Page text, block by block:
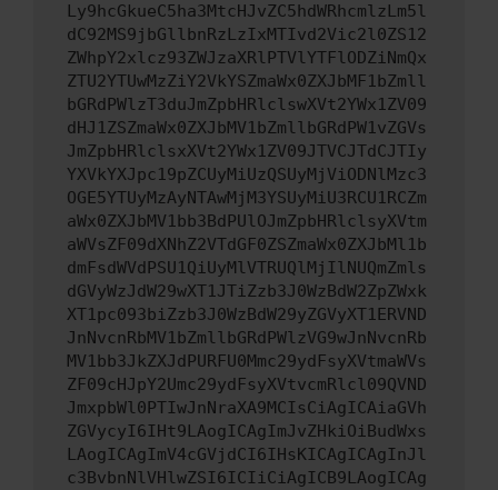
Ly9hcGkueC5ha3MtcHJvZC5hdWRhcmlzLm5l
dC92MS9jbGllbnRzLzIxMTIvd2Vic2l0ZS12
ZWhpY2xlcz93ZWJzaXRlPTVlYTFlODZiNmQx
ZTU2YTUwMzZiY2VkYSZmaWx0ZXJbMF1bZmll
bGRdPWlzT3duJmZpbHRlclswXVt2YWx1ZV09
dHJ1ZSZmaWx0ZXJbMV1bZmllbGRdPW1vZGVs
JmZpbHRlclsxXVt2YWx1ZV09JTVCJTdCJTIy
YXVkYXJpc19pZCUyMiUzQSUyMjViODNlMzc3
OGE5YTUyMzAyNTAwMjM3YSUyMiU3RCU1RCZm
aWx0ZXJbMV1bb3BdPUlOJmZpbHRlclsyXVtm
aWVsZF09dXNhZ2VTdGF0ZSZmaWx0ZXJbMl1b
dmFsdWVdPSU1QiUyMlVTRUQlMjIlNUQmZmls
dGVyWzJdW29wXT1JTiZzb3J0WzBdW2ZpZWxk
XT1pc093biZzb3J0WzBdW29yZGVyXT1ERVND
JnNvcnRbMV1bZmllbGRdPWlzVG9wJnNvcnRb
MV1bb3JkZXJdPURFU0Mmc29ydFsyXVtmaWVs
ZF09cHJpY2Umc29ydFsyXVtvcmRlcl09QVND
JmxpbWl0PTIwJnNraXA9MCIsCiAgICAiaGVh
ZGVycyI6IHt9LAogICAgImJvZHkiOiBudWxs
LAogICAgImV4cGVjdCI6IHsKICAgICAgInJl
c3BvbnNlVHlwZSI6ICIiCiAgICB9LAogICAg